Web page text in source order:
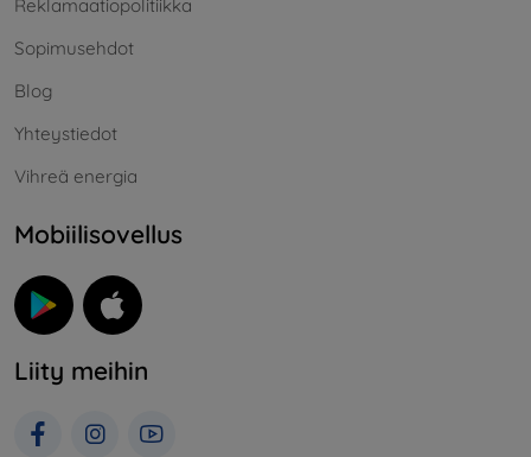
Reklamaatiopolitiikka
Sopimusehdot
Blog
Yhteystiedot
Vihreä energia
Mobiilisovellus
Liity meihin